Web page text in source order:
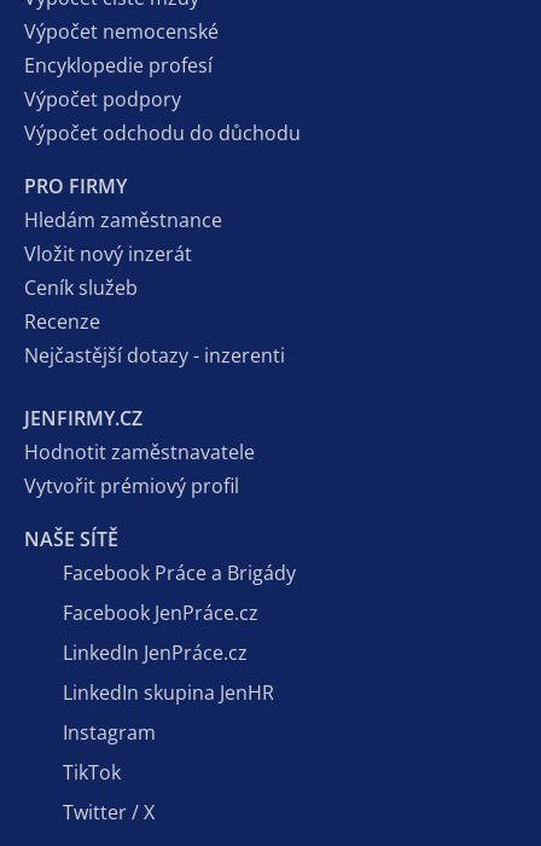
Výpočet nemocenské
Encyklopedie profesí
Výpočet podpory
Výpočet odchodu do důchodu
PRO FIRMY
Hledám zaměstnance
Vložit nový inzerát
Ceník služeb
Recenze
Nejčastější dotazy - inzerenti
JENFIRMY.CZ
Hodnotit zaměstnavatele
Vytvořit prémiový profil
NAŠE SÍTĚ
Facebook Práce a Brigády
Facebook JenPráce.cz
LinkedIn JenPráce.cz
LinkedIn skupina JenHR
Instagram
TikTok
Twitter / X